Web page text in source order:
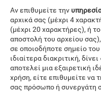
Αν επιθυμείτε την
αρχικά σας (μέχρι 4
(μέχρι 20 χαρακτήρες), ή
αποστολή του αρχείου
σε οποιοδήποτε σημείο
ιδιαίτερα διακριτική,
αποτελεί μια εξαιρετική
χρήση, είτε επιθυμείτε να
σας πρόσωπο ή συνεργάτη